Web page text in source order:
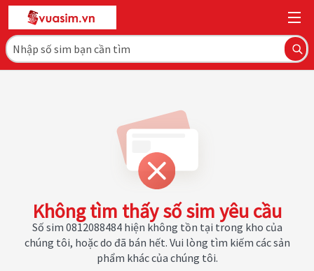
Không tìm thấy số sim yêu cầu
Số sim 0812088484 hiện không tồn tại trong kho của
chúng tôi, hoặc do đã bán hết. Vui lòng tìm kiếm các sản
phẩm khác của chúng tôi.